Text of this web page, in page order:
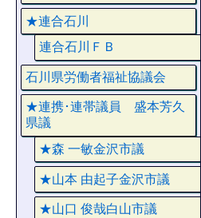
★連合石川
連合石川ＦＢ
石川県労働者福祉協議会
★連携･連帯議員 盛本芳久
県議
★森 一敏金沢市議
★山本 由起子金沢市議
★山口 俊哉白山市議